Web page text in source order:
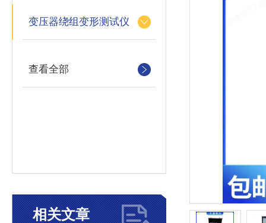
变压器绕组变形测试仪
查看全部
相关文章